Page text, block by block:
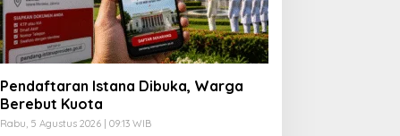
Pendaftaran Istana Dibuka, Warga
Berebut Kuota
Rabu, 5 Agustus 2026 | 09:13 WIB